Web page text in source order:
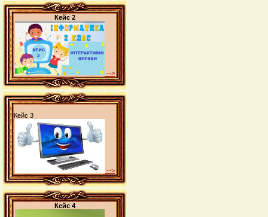
Кейс 2
-->
Кейс 3
-->
Кейс 4